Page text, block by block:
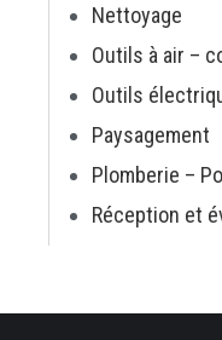
Nettoyage
Outils à air –
Outils
Paysagement
Plomberie –
Réception et